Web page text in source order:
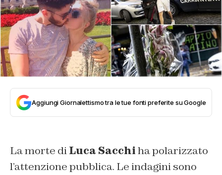
Aggiungi Giornalettismo tra le tue fonti preferite su Google
La morte diLuca Sacchiha polarizzato
l’attenzione pubblica. Le indagini sono